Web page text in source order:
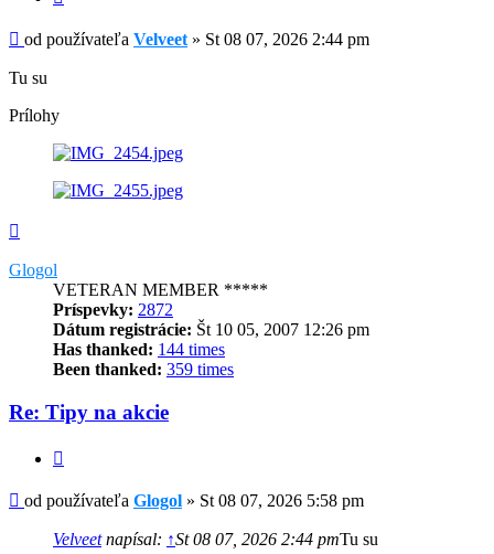
Príspevok
od používateľa Velveet » St 08 07, 2026 2:44 pm
Tu su
Prílohy
Glogol
VETERAN MEMBER *****
Príspevky: 2872
Dátum registrácie: Št 10 05, 2007 12:26 pm
Has thanked: 144 times
Been thanked: 359 times
Re: Tipy na akcie
Príspevok
od používateľa Glogol » St 08 07, 2026 5:58 pm
Velveetnapísal: ↑St 08 07, 2026 2:44 pmTu su